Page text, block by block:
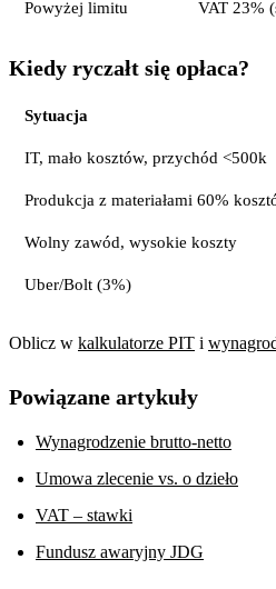
Powyżej limitu VAT 23%
Kiedy ryczałt się opłaca?
Sytuacja
IT, mało kosztów, przychód <500k
Produkcja z materiałami 60%
Wolny zawód, wysokie koszty
Uber/Bolt (3%)
Oblicz w kalkulatorze PIT i
Powiązane artykuły
Wynagrodzenie brutto-netto
Umowa zlecenie vs. o dzieło
VAT – stawki
Fundusz awaryjny JDG